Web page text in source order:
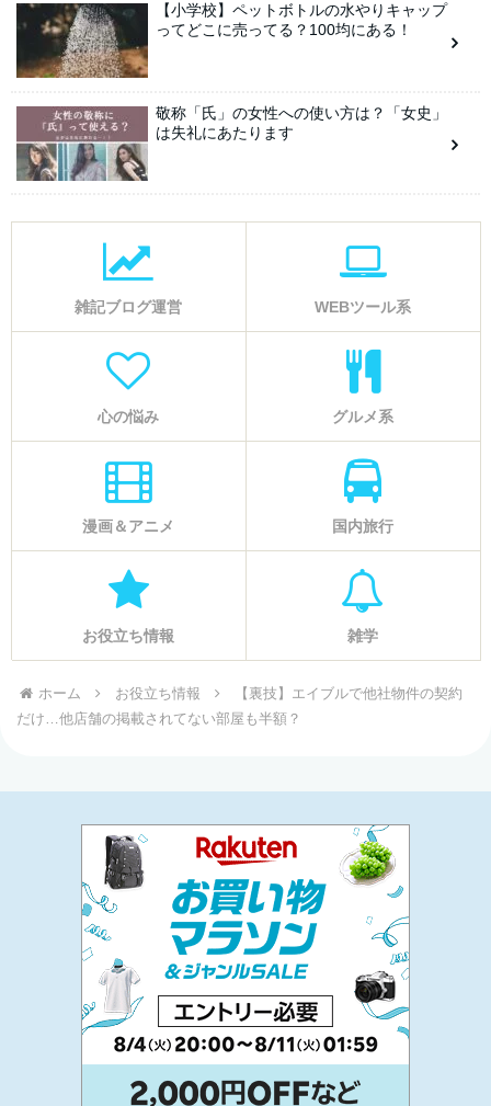
【小学校】ペットボトルの水やりキャップ
ってどこに売ってる？100均にある！
敬称「氏」の女性への使い方は？「女史」
は失礼にあたります
雑記ブログ運営 WEBツール系
心の悩み グルメ系
漫画＆アニメ 国内旅行
お役立ち情報 雑学
ホーム お役立ち情報
【裏技】エイブルで他社物件の契約
だけ…他店舗の掲載されてない部屋も半額？